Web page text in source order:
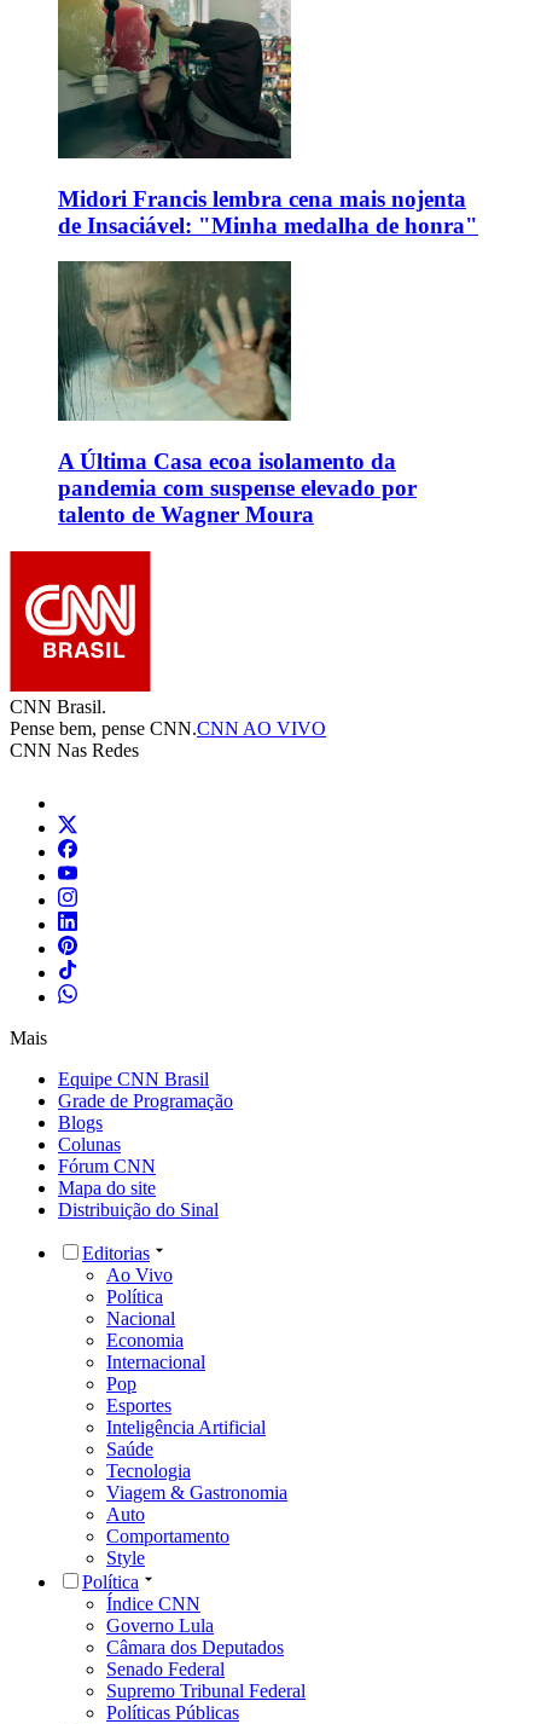
Midori Francis lembra cena mais nojenta
de Insaciável: "Minha medalha de honra"
A Última Casa ecoa isolamento da
pandemia com suspense elevado por
talento de Wagner Moura
CNN Brasil.
Pense bem, pense CNN.CNN AO VIVO
CNN Nas Redes
Mais
Equipe CNN Brasil
Grade de Programação
Blogs
Colunas
Fórum CNN
Mapa do site
Distribuição do Sinal
Editorias
Ao Vivo
Política
Nacional
Economia
Internacional
Pop
Esportes
Inteligência Artificial
Saúde
Tecnologia
Viagem & Gastronomia
Auto
Comportamento
Style
Política
Índice CNN
Governo Lula
Câmara dos Deputados
Senado Federal
Supremo Tribunal Federal
Políticas Públicas